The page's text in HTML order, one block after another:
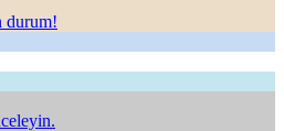
durum!